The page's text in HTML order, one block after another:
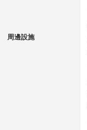
周邊設施